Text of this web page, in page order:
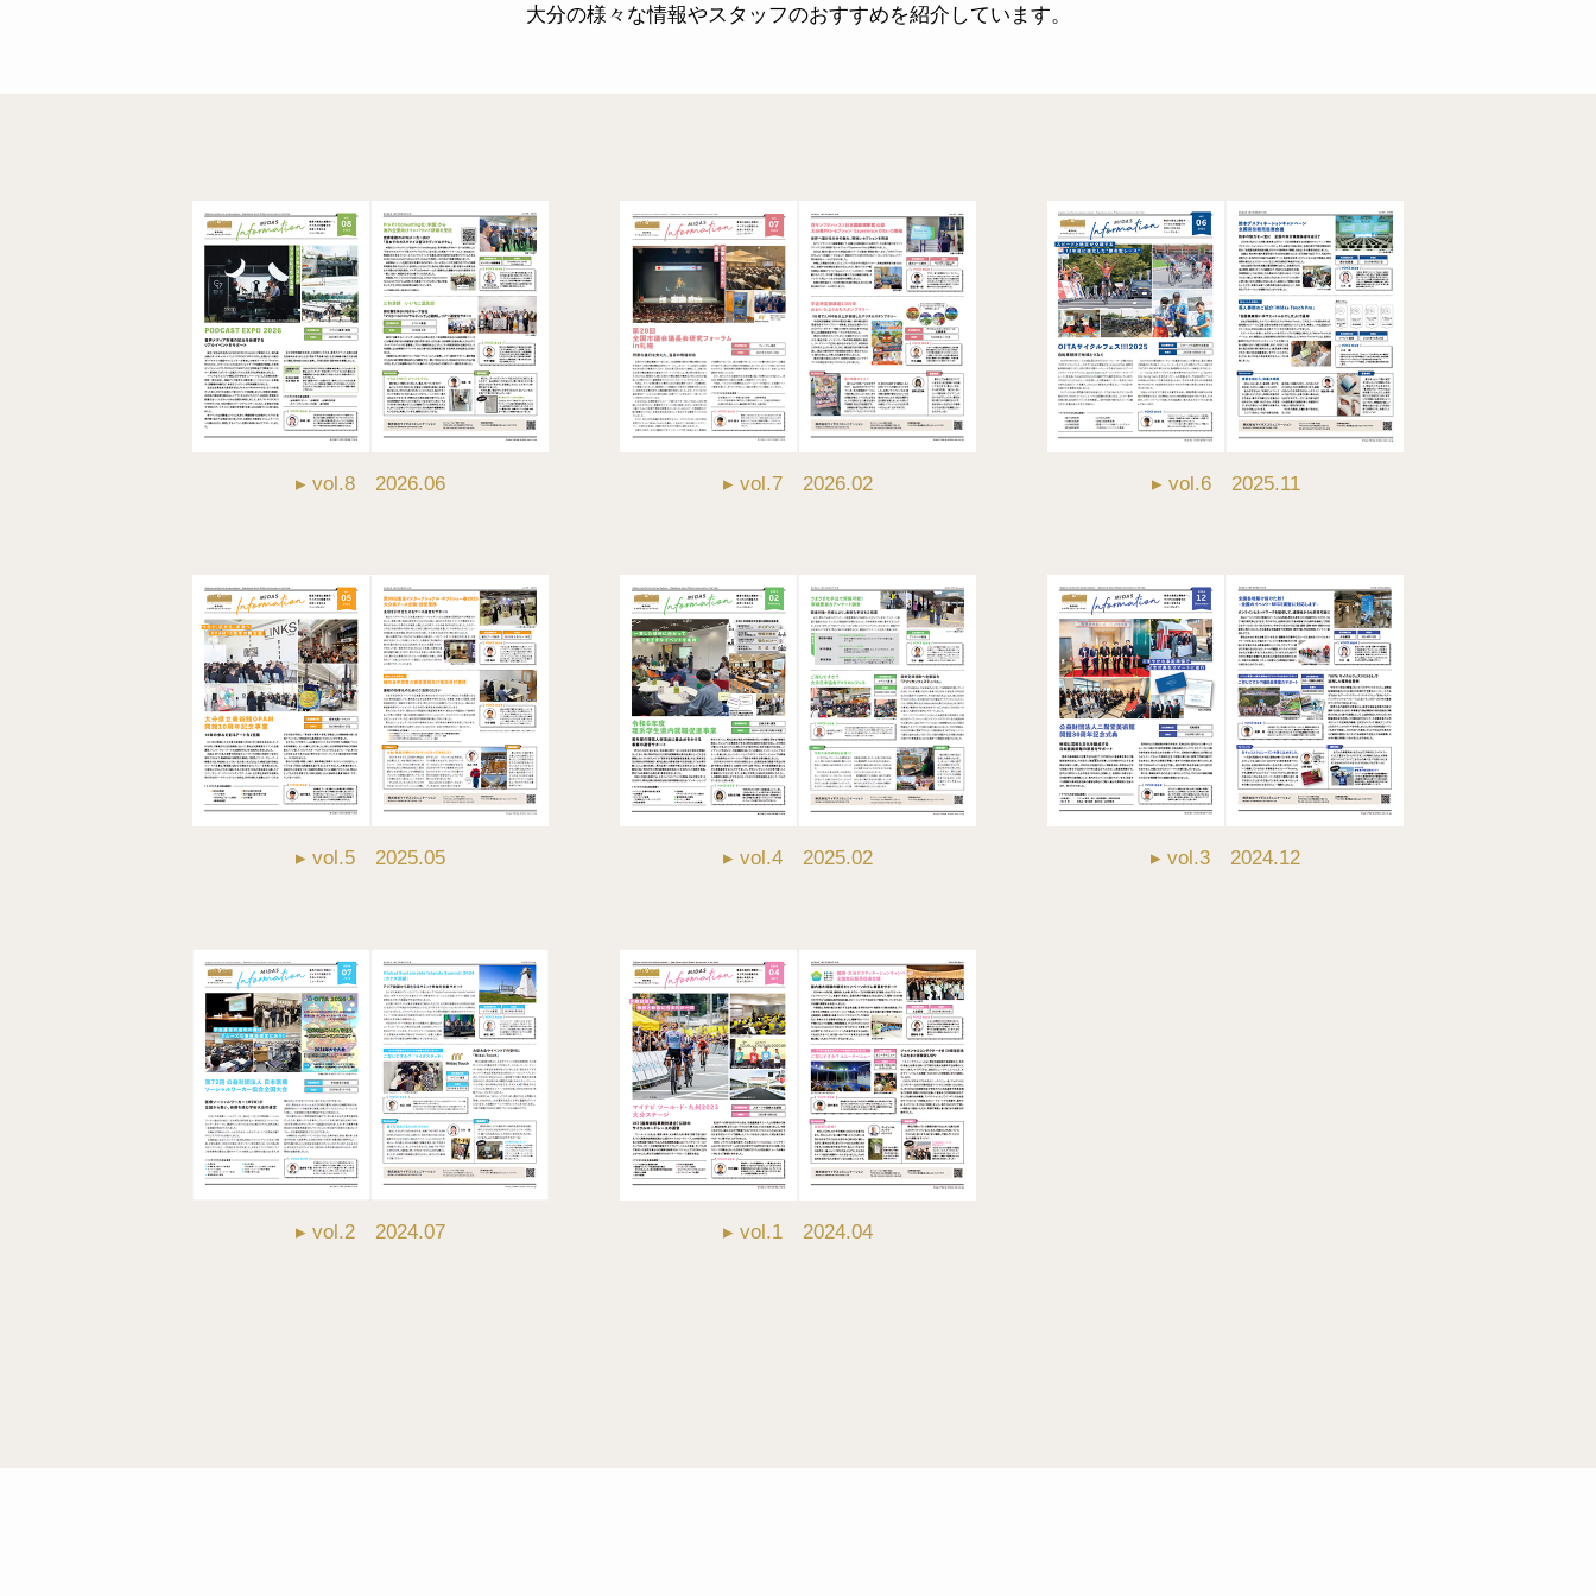
大分の様々な情報やスタッフのおすすめを紹介しています。
▸ vol.8 2026.06 ▸ vol.7 2026.02 ▸ vol.6 2025.11
▸ vol.5 2025.05 ▸ vol.4 2025.02 ▸ vol.3 2024.12
▸ vol.2 2024.07 ▸ vol.1 2024.04